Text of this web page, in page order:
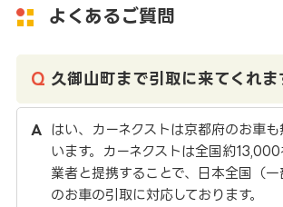
よくあるご質問
久御山町まで引取に来てくれま
はい、カーネクストは京都府のお車
います。カーネクストは全国約
業者と提携することで、日本全国（一
のお車の引取に対応しております。